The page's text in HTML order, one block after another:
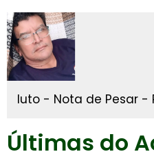
luto - Nota de Pesar -
Últimas do